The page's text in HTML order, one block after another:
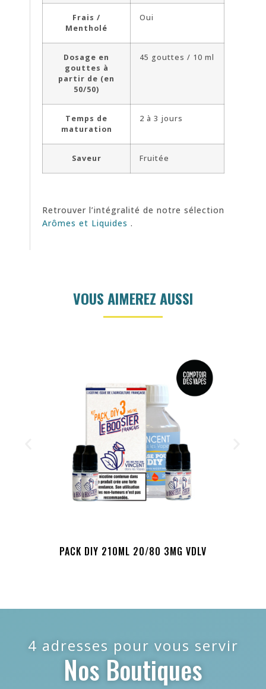
Frais /
Mentholé
Oui
Dosage en
gouttes à
partir de (en
50/50)
45 gouttes / 10 ml
Temps de
maturation
2 à 3 jours
Saveur Fruitée
Retrouver l’intégralité de notre sélection
Arômes et Liquides .
VOUS AIMEREZ AUSSI
PACK DIY 210ML 20/80 3MG VDLV
4 adresses pour vous servir
Nos Boutiques